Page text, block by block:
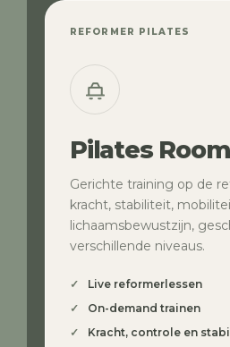
REFORMER PILATES
Pilates Room
Gerichte training op de
kracht, stabiliteit,
lichaamsbewustzijn,
verschillende niveaus.
Live reformerlessen
On-demand trainen
Kracht, controle en